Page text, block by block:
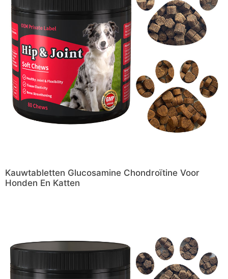
Kauwtabletten Glucosamine Chondroïtine Voor
Honden En Katten